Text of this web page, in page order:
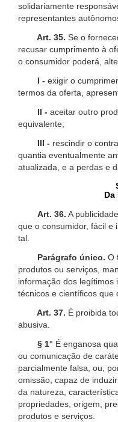
solidariamente
representantes
Art. 35. Se o
recusar cumprimento à
o consumidor poderá,
I - exigir o
termos da oferta,
II - aceitar outro
equivalente;
III - rescindir o
quantia eventualmente
atualizada, e a perdas e
Da
Art. 36. A
que o consumidor, fácil e
tal.
Parágrafo único. O
produtos ou serviços,
informação dos legítimos
técnicos e científicos que
Art. 37. É proibida
abusiva.
§ 1° É enganosa
ou comunicação de
parcialmente falsa, ou,
omissão, capaz de
da natureza,
propriedades, origem,
produtos e serviços.